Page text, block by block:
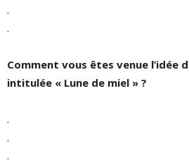
.
.
Comment vous êtes venue l’idée
intitulée « Lune de miel » ?
.
.
.